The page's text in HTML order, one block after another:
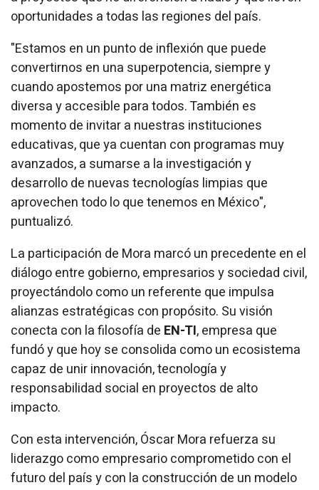
oportunidades a todas las regiones del país.
"Estamos en un punto de inflexión que puede
convertirnos en una superpotencia, siempre y
cuando apostemos por una matriz energética
diversa y accesible para todos. También es
momento de invitar a nuestras instituciones
educativas, que ya cuentan con programas muy
avanzados, a sumarse a la investigación y
desarrollo de nuevas tecnologías limpias que
aprovechen todo lo que tenemos en México",
puntualizó.
La participación de Mora marcó un precedente en el
diálogo entre gobierno, empresarios y sociedad civil,
proyectándolo como un referente que impulsa
alianzas estratégicas con propósito. Su visión
conecta con la filosofía de EN-TI, empresa que
fundó y que hoy se consolida como un ecosistema
capaz de unir innovación, tecnología y
responsabilidad social en proyectos de alto
impacto.
Con esta intervención, Óscar Mora refuerza su
liderazgo como empresario comprometido con el
futuro del país y con la construcción de un modelo